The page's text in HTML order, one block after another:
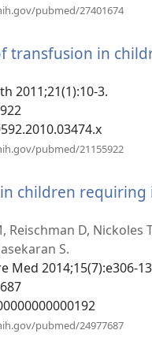
pubmed/27401674
transfusion in
2011;21(1):10-3.
pubmed/21155922
children
Reischman D, Nickoles
S.
Med 2014;15(7):e306-
pubmed/24977687